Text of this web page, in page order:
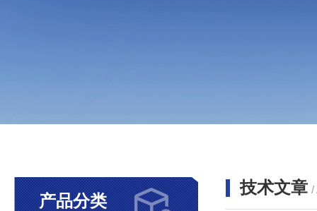
产品分类
技术文章 /